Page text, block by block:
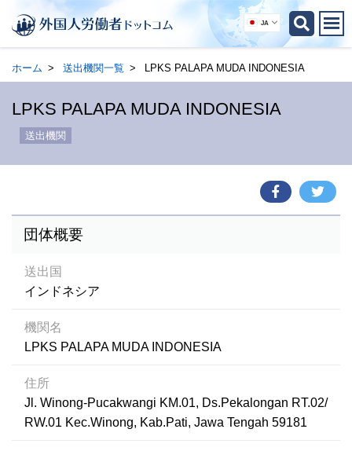
JA
ホーム 送出機関一覧 LPKS PALAPA MUDA INDONESIA
LPKS PALAPA MUDA INDONESIA
送出機関
団体概要
送出国
インドネシア
機関名
LPKS PALAPA MUDA INDONESIA
住所
Jl. Winong-Pucakwangi KM.01, Ds.Pekalongan RT.02/
RW.01 Kec.Winong, Kab.Pati, Jawa Tengah 59181